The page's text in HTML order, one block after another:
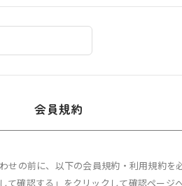
会員規約
せの前に、以下の会員規約・利用規約を
て確認する」をクリックして確認ページ